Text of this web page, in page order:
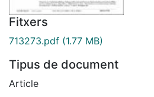
Fitxers
713273.pdf (1.77 MB)
Tipus de document
Article